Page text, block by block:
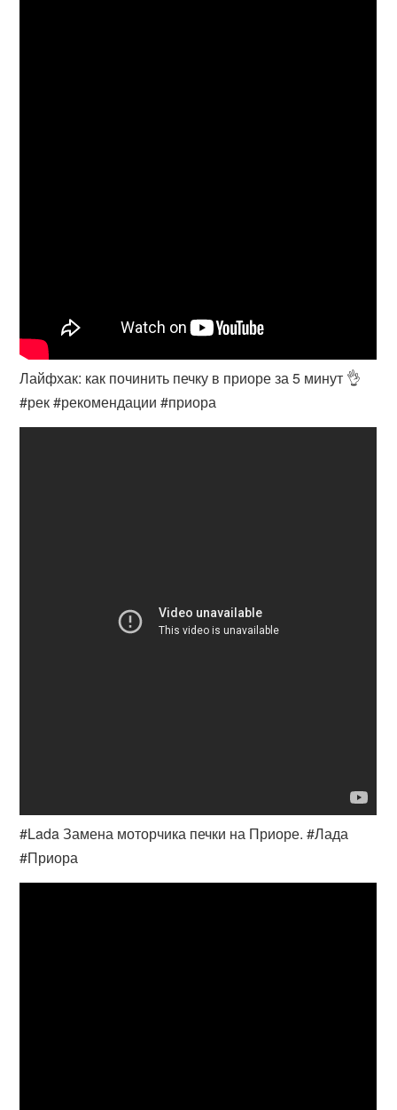
Лайфхак: как починить печку в приоре за 5 минут 👌
#рек #рекомендации #приора
#Lada Замена моторчика печки на Приоре. #Лада
#Приора